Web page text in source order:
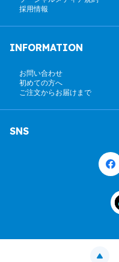
採用情報
INFORMATION
お問い合わせ
初めての方へ
ご注文からお届けまで
SNS